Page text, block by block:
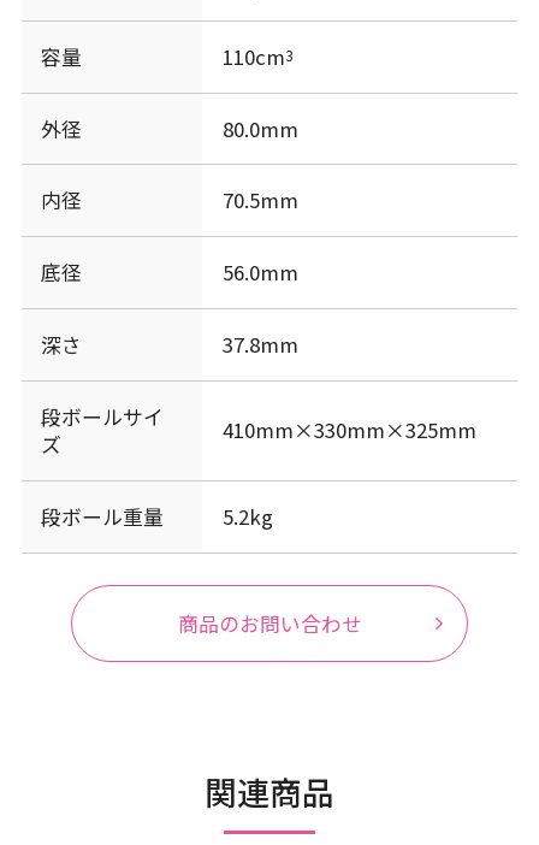
容量 110cm3
外径 80.0mm
内径 70.5mm
底径 56.0mm
深さ 37.8mm
段ボールサイ
ズ
410mm×330mm×325mm
段ボール重量 5.2kg
商品のお問い合わせ
関連商品